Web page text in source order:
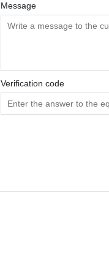
Message
Verification code